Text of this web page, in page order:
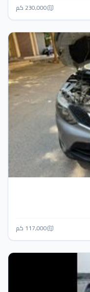
230,000 كم
117,000 كم